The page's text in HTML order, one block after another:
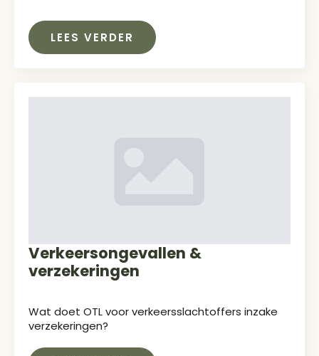
LEES VERDER
Verkeersongevallen &
verzekeringen
Wat doet OTL voor verkeersslachtoffers inzake
verzekeringen?